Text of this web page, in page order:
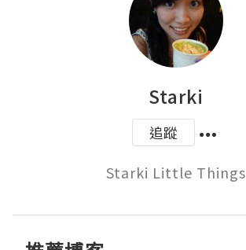
Starki
追蹤
Starki Little Things